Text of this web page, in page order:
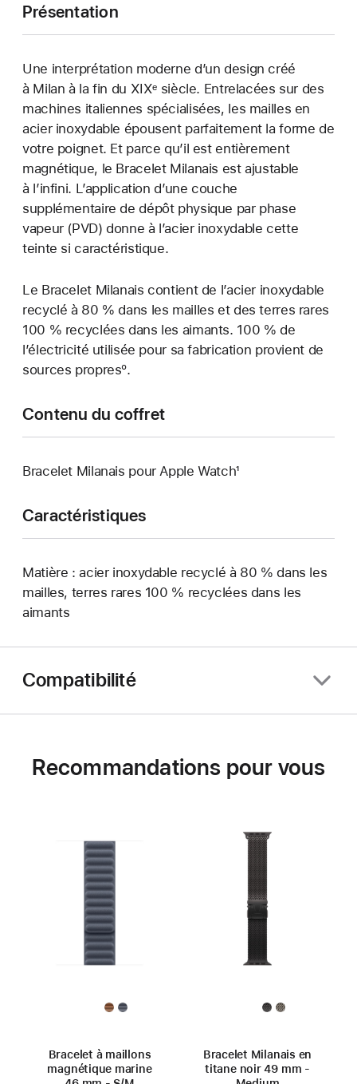
Présentation
Une interprétation moderne d’un design créé
à Milan à la fin du XIXᵉ siècle. Entrelacées sur des
machines italiennes spécialisées, les mailles en
acier inoxydable épousent parfaitement la forme de
votre poignet. Et parce qu’il est entièrement
magnétique, le Bracelet Milanais est ajustable
à l’infini. L’application d’une couche
supplémentaire de dépôt physique par phase
vapeur (PVD) donne à l’acier inoxydable cette
teinte si caractéristique.
Le Bracelet Milanais contient de l’acier inoxydable
recyclé à 80 % dans les mailles et des terres rares
100 % recyclées dans les aimants. 100 % de
l’électricité utilisée pour sa fabrication provient de
sources propresº.
Contenu du coffret
Bracelet Milanais pour Apple Watch¹
Caractéristiques
Matière : acier inoxydable recyclé à 80 % dans les
mailles, terres rares 100 % recyclées dans les
aimants
Compatibilité
Recommandations pour vous
Bracelet à maillons
magnétique marine
Bracelet Milanais en
titane noir 49 mm -